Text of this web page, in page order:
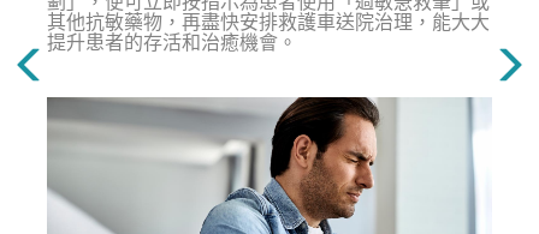
其他抗敏藥物，再盡快安排救護車送院治理，能大大
提升患者的存活和治癒機會。